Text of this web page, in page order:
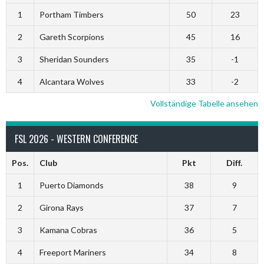
1 Portham Timbers 50 23
2 Gareth Scorpions 45 16
3 Sheridan Sounders 35 -1
4 Alcantara Wolves 33 -2
Vollständige Tabelle ansehen
FSL 2026 - WESTERN CONFERENCE
Pos. Club Pkt Diff.
1 Puerto Diamonds 38 9
2 Girona Rays 37 7
3 Kamana Cobras 36 5
4 Freeport Mariners 34 8